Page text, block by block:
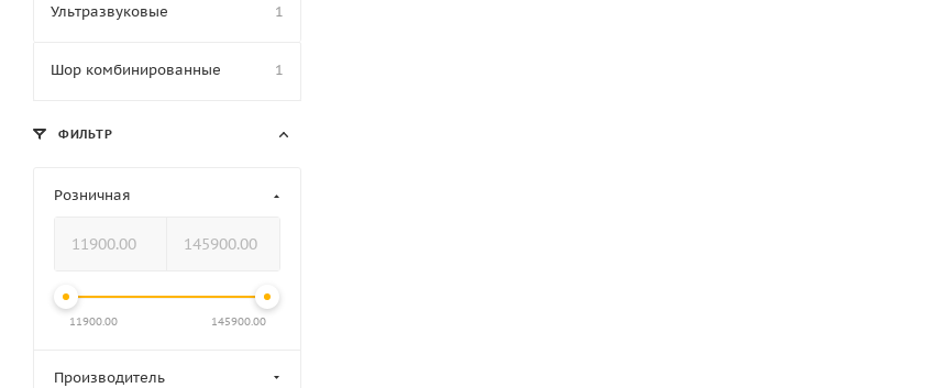
Ультразвуковые 1
Шор комбинированные 1
ФИЛЬТР
Розничная
11900.00 145900.00
Производитель